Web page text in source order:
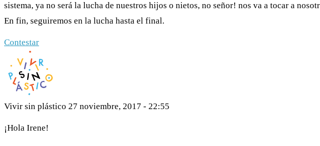
sistema, ya no será la lucha de nuestros hijos o nietos, no señor! nos va a tocar a
En fin, seguiremos en la lucha hasta el final.
Contestar
Vivir sin plástico 27 noviembre, 2017 - 22:55
¡Hola Irene!